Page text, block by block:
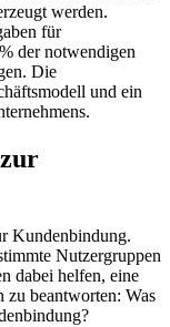
werden.
für
der notwendigen
Die
und ein
Kundenbindung.
Nutzergruppen
dabei helfen, eine
zu beantworten: Was